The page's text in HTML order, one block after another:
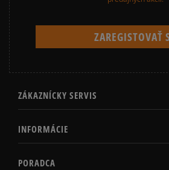
ZÁKAZNÍCKY SERVIS
INFORMÁCIE
PORADCA